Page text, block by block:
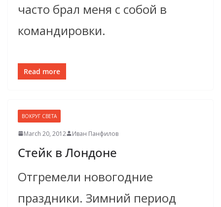
часто брал меня с собой в
командировки.
Read more
ВОКРУГ СВЕТА
March 20, 2012 Иван Панфилов
Стейк в Лондоне
Отгремели новогодние
праздники. Зимний период